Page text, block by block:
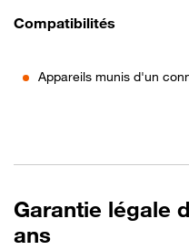
Compatibilités
Appareils munis d'un
Garantie légale
ans